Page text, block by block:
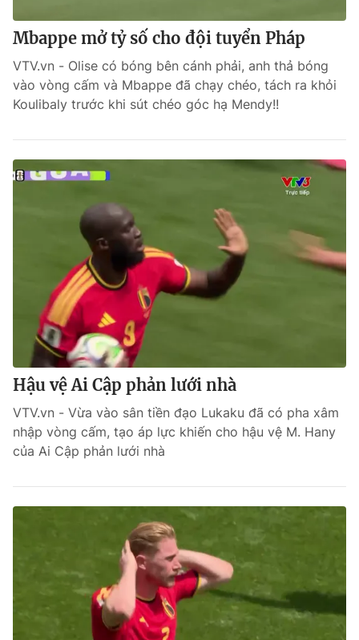
Mbappe mở tỷ số cho đội tuyển Pháp
VTV.vn - Olise có bóng bên cánh phải, anh thả bóng
vào vòng cấm và Mbappe đã chạy chéo, tách ra khỏi
Koulibaly trước khi sút chéo góc hạ Mendy!!
Hậu vệ Ai Cập phản lưới nhà
VTV.vn - Vừa vào sân tiền đạo Lukaku đã có pha xâm
nhập vòng cấm, tạo áp lực khiến cho hậu vệ M. Hany
của Ai Cập phản lưới nhà